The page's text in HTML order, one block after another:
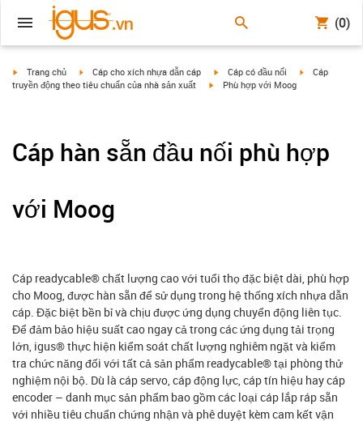
(0)
igus-icon-arrow-right
Trang chủ igus-icon-arrow-right
Cáp cho xích nhựa dẫn cáp igus-icon-arrow-right
Cáp có đầu nối igus-icon-
Cáp
truyền động theo tiêu chuẩn của nhà sản xuất
igus-icon-arrow-right
Phù hợp với Moog
Cáp hàn sẵn đầu nối phù hợp
với Moog
Cáp readycable® chất lượng cao với tuổi thọ đặc biệt dài, phù hợp
cho Moog, được hàn sẵn để sử dụng trong hệ thống xích nhựa dẫn
cáp. Đặc biệt bền bỉ và chịu được ứng dụng chuyển động liên tục.
Để đảm bảo hiệu suất cao ngay cả trong các ứng dụng tải trọng
lớn, igus® thực hiện kiểm soát chất lượng nghiêm ngặt và kiểm
tra chức năng đối với tất cả sản phẩm readycable® tại phòng thử
nghiệm nội bộ. Dù là cáp servo, cáp động lực, cáp tín hiệu hay cáp
encoder – danh mục sản phẩm bao gồm các loại cáp lắp ráp sẵn
với nhiều tiêu chuẩn chứng nhận và phê duyệt kèm cam kết vận